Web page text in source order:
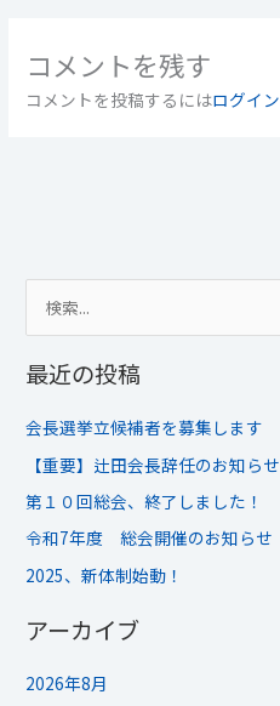
コメントを残す
コメントを投稿するにはログイン
索
対
:
最近の投稿
会長選挙立候補者を募集します
【重要】辻田会長辞任のお知らせ
第１０回総会、終了しました！
令和7年度 総会開催のお知らせ
2025、新体制始動！
アーカイブ
2026年8月